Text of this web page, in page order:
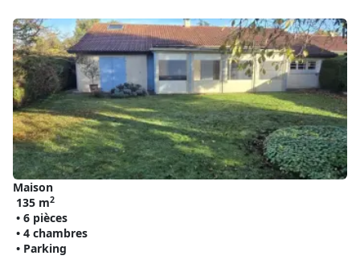
Maison
135 m2
• 6 pièces
• 4 chambres
• Parking